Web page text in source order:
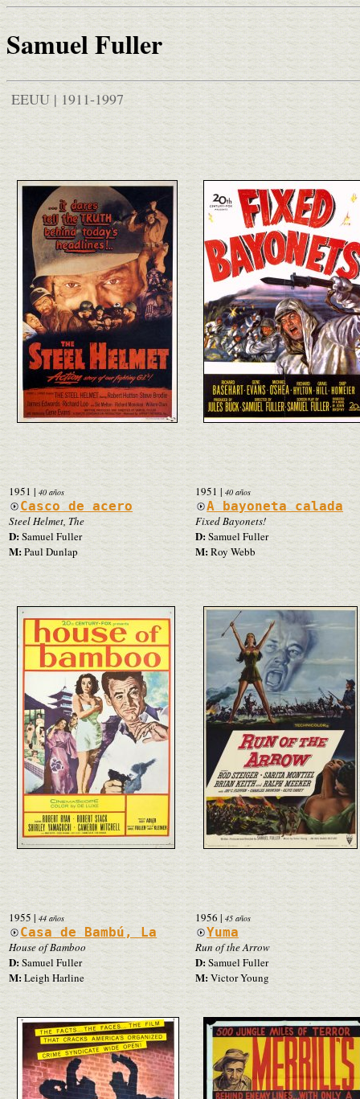
Samuel Fuller
EEUU | 1911-1997
1951 | 40 años
Casco de acero
Steel Helmet, The
D:Samuel Fuller
M:Paul Dunlap
1951 | 40 años
A bayoneta calada
Fixed Bayonets!
D:Samuel Fuller
M:Roy Webb
1955 | 44 años
Casa de Bambú, La
House of Bamboo
D:Samuel Fuller
M: Leigh Harline
1956 | 45 años
Yuma
Run of the Arrow
D:Samuel Fuller
M: Victor Young